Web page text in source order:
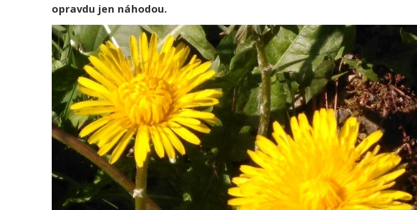
opravdu jen náhodou.